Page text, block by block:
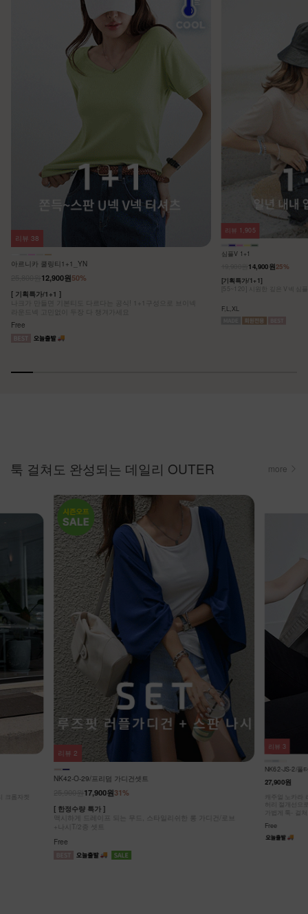
아르니카 쿨링티1+1_YN
50%
12,900원
[ 기획특가/1+1 ]
나크가 만들면 기본티도 다르다는 공식! 1+1구성으로 브이넥
라운드넥 고민없이 두장 다 챙겨가세요
Free
리뷰 38
심플V 1+1
25%
14,900원
[기획특가/1+1]
[55~120] 시원한 깊은 V넥 심
F,L,XL
리뷰 1,905
툭 걸쳐도 완성되는 데일리 OUTER more
NK62-JS-2/폴터 스텐드 데님 베스트_DY
캐주얼 노카라 라운드넥 디자인!
허리 절개선으로 부해 보임 없이 슬림한 실루엣!
가볍게 툭- 걸쳐도 룩에 포인트!
Free
리뷰3
NK42-J-5/차이
25,900원
[ 한정수량 특
Free
리뷰 3